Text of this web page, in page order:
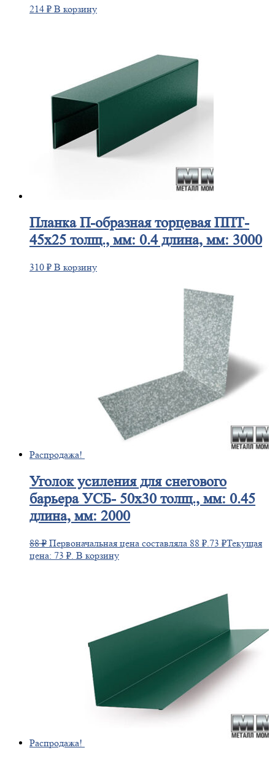
214 ₽ В корзину
ПланкаП-образная торцевая ППТ-
45х25 толщ., мм: 0.4 длина, мм: 3000
310 ₽ В корзину
Распродажа!
Уголокусиления для снегового
барьера УСБ- 50х30 толщ., мм: 0.45
длина, мм: 2000
88₽ Первоначальная цена составляла 88 ₽.73 ₽Текущая
цена: 73 ₽. В корзину
Распродажа!